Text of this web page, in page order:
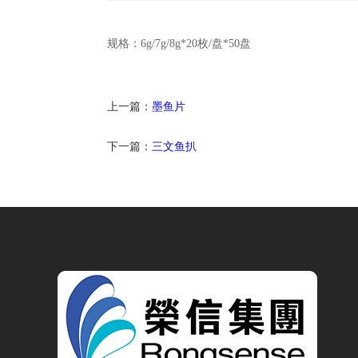
规格：6g/7g/8g*20枚/盘*50盘
上一篇：墨鱼片
下一篇：三文鱼扒